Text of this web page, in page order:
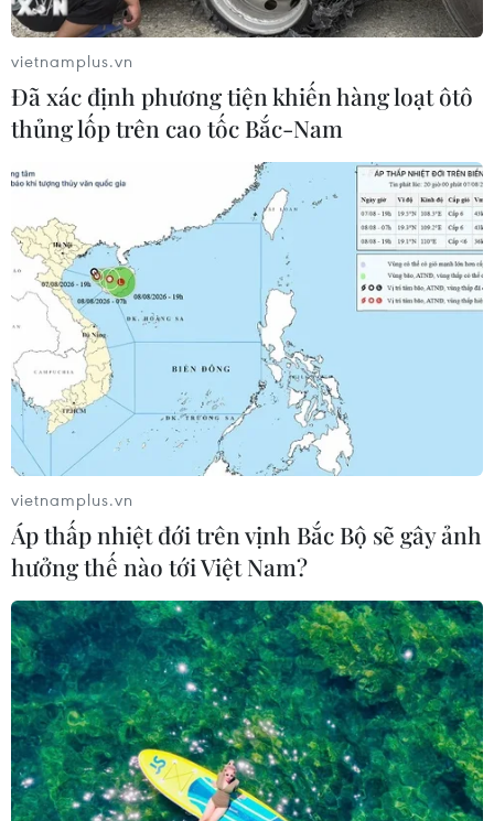
TIN CÙNG CHUYÊN MỤC
Áp thấp nhiệt đới trên vịnh Bắc Bộ sẽ
gây ảnh hưởng thế nào tới Việt Nam?
07/08/2026 14:38
Nứt núi, Thanh Hóa sơ tán khẩn cấp
nhiều hộ dân
vietnamplus.vn
Đã xác định phương tiện khiến hàng loạt ôtô
thủng lốp trên cao tốc Bắc-Nam
vietnamplus.vn
Áp thấp nhiệt đới trên vịnh Bắc Bộ sẽ gây ảnh
hưởng thế nào tới Việt Nam?